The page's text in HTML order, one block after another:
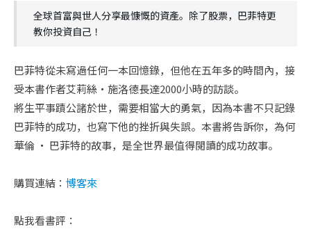
全球首富與世人分享最慷慨的資產。除了股票，巴菲特更
教你投資自己！
巴菲特從未寫過任何一本回憶錄，但他在五年多的時間內，接
受本書作者艾莉絲‧施洛德長達2000小時的訪談。
將生平事蹟公諸於世，需要相當大的勇氣，因為本書不只記錄
巴菲特的成功，也寫下他的挫折與失誤。本書將告訴你，為何
華倫 ‧ 巴菲特的故事，是全世界最值得閱讀的成功故事。
購買連結： 博客來
點我看書評：